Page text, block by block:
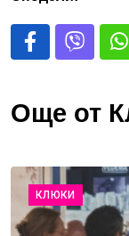
Още от
КЛЮКИ